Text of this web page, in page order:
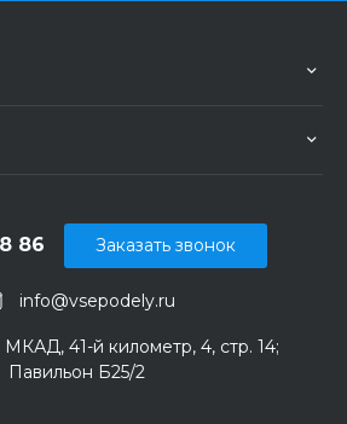
info@vsepodely.ru
86
МКАД, 41-й километр, 4, стр. 14;
Павильон Б25/2
Заказать звонок